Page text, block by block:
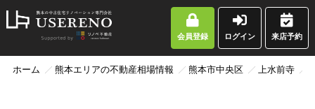
会員登録 ログイン 来店予約
ホーム 熊本エリアの不動産相場情報 熊本市中央区 上水前寺